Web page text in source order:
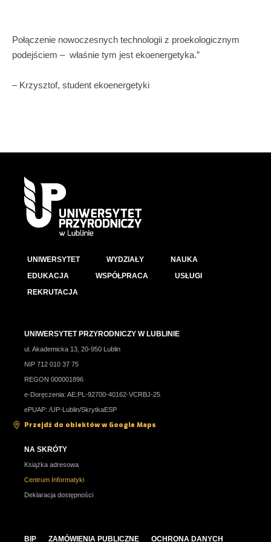
Mnożniki stosowane w ocenie konkursowej:
podstawowy
Przedmiot
język obcy
Jeden
przedmiot do
fizyka,
geografia,
informatyka,
2,0
biologia
Połączenie nowoczesnych technologii z proekologicznym
podejściem – właśnie tym jest ekoenergetyka.”
– Krzysztof, student ekoenergetyki
UNIWERSYTET WYDZIAŁY
NAUKA
EDUKACJA
WSPÓŁPRACA
USŁUGI
REKRUTACJA
UNIWERSYTET PRZYRODNICZY W LUBLINIE
ul. Akademicka 13, 20-950 Lublin
NIP 712 010 37 75
REGON 000001896
e-Doręczenia: AE:PL-92700-40162-VCRBJ-25
ePUAP: /UP-Lublin/SkrytkaESP
Przejdź do obiektów w Google Maps
NA SKRÓTY
Książka adresowa
Centrum Informatyki
Deklaracja dostępności
BIP ZAMÓWIENIA PUBLICZNE OCHRONA DANYCH